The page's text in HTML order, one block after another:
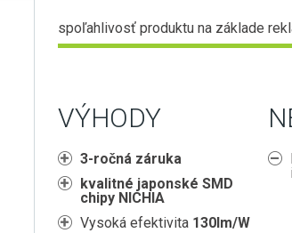
spoľahlivosť produktu na základe
VÝHODY
3-ročná záruka
kvalitné japonské SMD
chipy NICHIA
Vysoká efektivita 130lm/W